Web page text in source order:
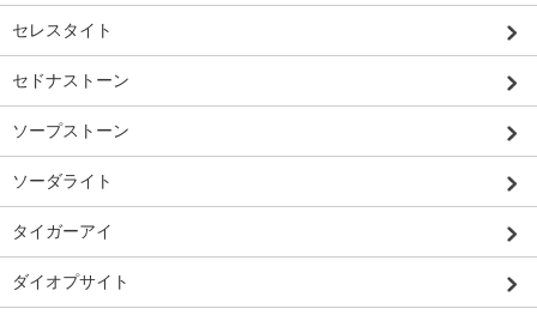
セレスタイト
セドナストーン
ソープストーン
ソーダライト
タイガーアイ
ダイオプサイト